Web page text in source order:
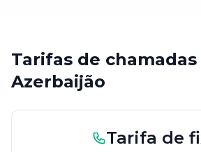
Tarifas de chamadas
Azerbaijão
Tarifa de